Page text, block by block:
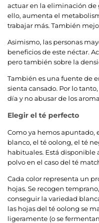
actuar en la eliminación de
ello, aumenta el
trabajar más. También
Asimismo, las personas
beneficios de este néctar.
pero también sobre la
También es una fuente de
sienta cansado. Por lo
día y no abusar de los
Elegir el té perfecto
Como ya hemos apuntado,
blanco, el té oolong, el té
habituales. Está disponible
polvo en el caso del té
Cada color representa un
hojas. Se recogen
conseguir la variedad
las hojas del té oolong se
ligeramente (o se